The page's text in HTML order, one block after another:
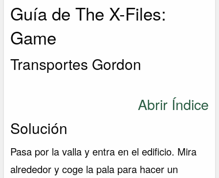
Guía de The X-Files:
Game
Transportes Gordon
Abrir Índice
Solución
Pasa por la valla y entra en el edificio. Mira
alrededor y coge la pala para hacer un